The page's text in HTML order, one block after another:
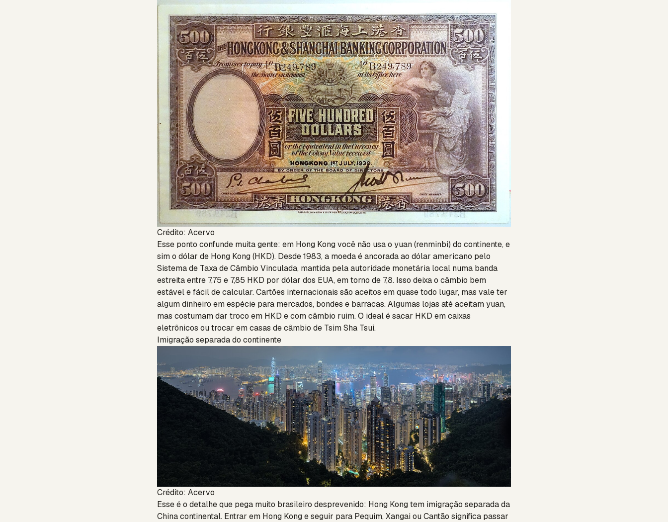
Crédito: Acervo
Esse ponto confunde muita gente: em Hong Kong você não usa o yuan (renminbi) do continente, e
sim o dólar de Hong Kong (HKD). Desde 1983, a moeda é ancorada ao dólar americano pelo
Sistema de Taxa de Câmbio Vinculada, mantida pela autoridade monetária local numa banda
estreita entre 7,75 e 7,85 HKD por dólar dos EUA, em torno de 7,8. Isso deixa o câmbio bem
estável e fácil de calcular. Cartões internacionais são aceitos em quase todo lugar, mas vale ter
algum dinheiro em espécie para mercados, bondes e barracas. Algumas lojas até aceitam yuan,
mas costumam dar troco em HKD e com câmbio ruim. O ideal é sacar HKD em caixas
eletrônicos ou trocar em casas de câmbio de Tsim Sha Tsui.
Imigração separada do continente
Crédito: Acervo
Esse é o detalhe que pega muito brasileiro desprevenido: Hong Kong tem imigração separada da
China continental. Entrar em Hong Kong e seguir para Pequim, Xangai ou Cantão significa passar